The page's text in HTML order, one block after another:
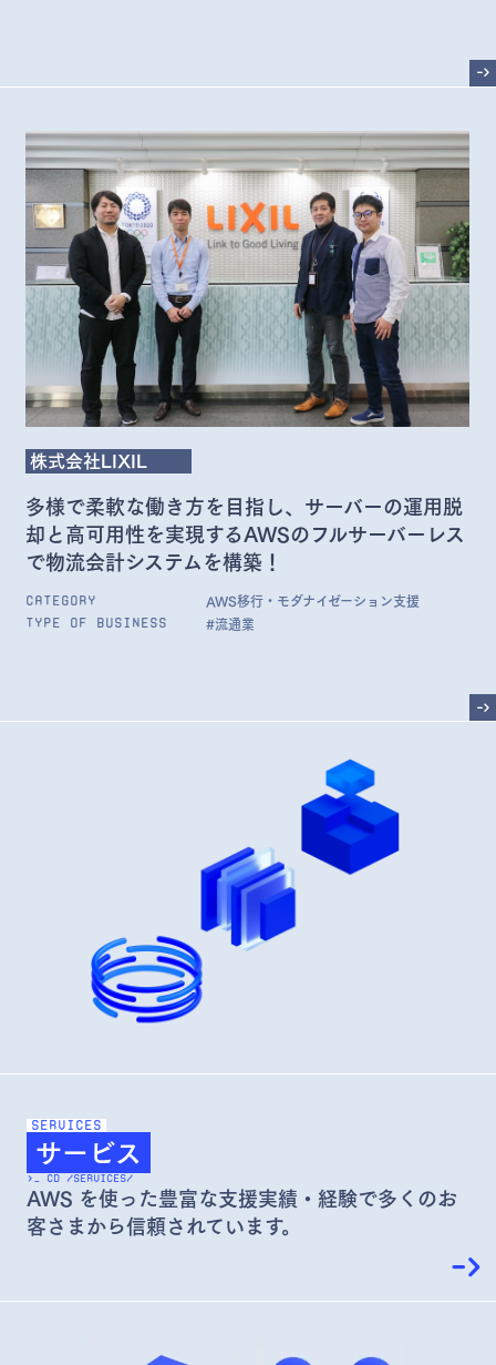
->
株式会社LIXIL
多様で柔軟な働き方を目指し、サーバーの運用脱
却と高可用性を実現するAWSのフルサーバーレス
で物流会計システムを構築！
Category AWS移行・モダナイゼーション支援
Type of Business #流通業
->
SERVICES
サービス
>_ CD /SERVICES/
AWS を使った豊富な支援実績・経験で多くのお
客さまから信頼されています。
->